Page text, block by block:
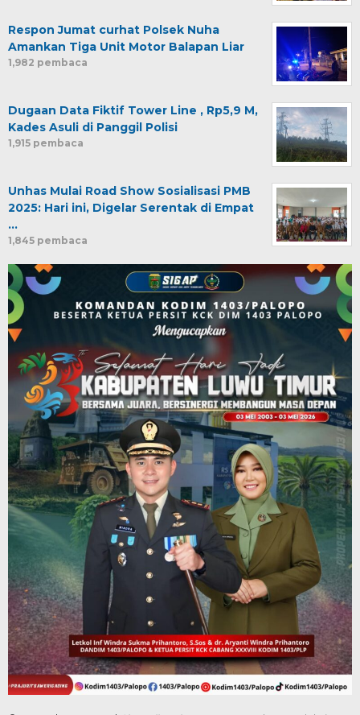
Respon Jumat curhat Polsek Nuha
Amankan Tiga Unit Motor Balapan Liar
1,982 pembaca
Dugaan Data Fiktif Tower Line , Rp5,9 M,
Kades Asuli di Panggil Polisi
1,915 pembaca
Unhas Mulai Road Show Sosialisasi PMB
2025: Hari ini, Digelar Serentak di Empat
…
1,845 pembaca